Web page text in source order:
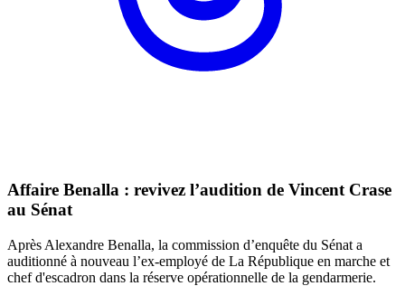
Affaire Benalla : revivez l’audition de Vincent Crase
au Sénat
Après Alexandre Benalla, la commission d’enquête du Sénat a
auditionné à nouveau l’ex-employé de La République en marche et
chef d'escadron dans la réserve opérationnelle de la gendarmerie.